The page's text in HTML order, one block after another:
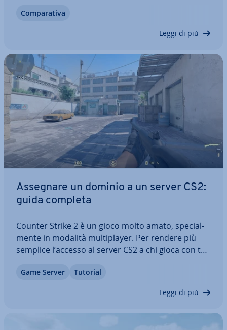
con amici e persone affini. Chi cerca app di testo e
Com­pa­ra­ti­va
Leggi di più
Assegnare un dominio a un server CS2:
guida completa
Counter Strike 2 è un gioco molto amato, spe­cial­
men­te in modalità mul­ti­player. Per rendere più
semplice l’accesso al server CS2 a chi gioca con te,
al server stesso. In questo modo non sarà più ne­
Game Server Tutorial
Leggi di più